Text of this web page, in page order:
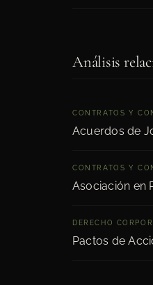
Análisis
CONTRATOS Y
Acuerdos de
CONTRATOS Y
Asociación en
DERECHO
Pactos de